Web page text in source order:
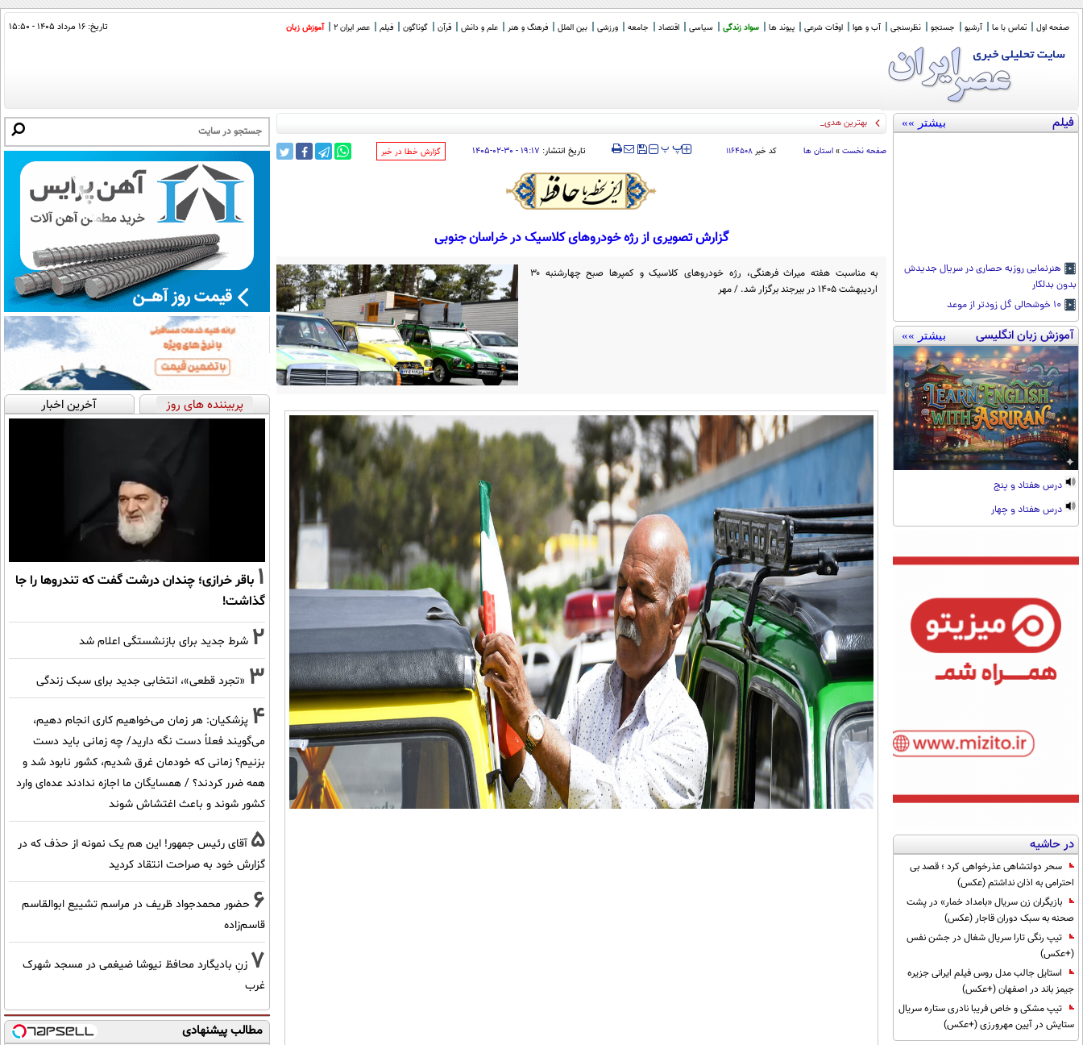
صفحه اول تماس با ما آرشیو جستجو نظرسنجی آب و هوا اوقات شرعی پیوند ها سواد زندگی سیاسی اقتصاد جامعه ورزشی بین الملل فرهنگ و هنر علم و دانش قرآن گوناگون فیلم عصر ایران 2 آموزش زبان تاریخ: ۱۶ مرداد ۱۴۰۵ - ۱۵:۵۰
فیلم بیشتر »»
هنرنمایی روزبه حصاری در سریال جدیدش
بدون بدلکار
آموزش زبان انگلیسی بیشتر »»
درس هفتاد و پنج
درس هفتاد و چهار
در حاشیه
سحر دولتشاهی عذرخواهی کرد ؛ قصد بی
احترامی به اذان نداشتم (عکس)
بازیگران زن سریال «بامداد خمار» در پشت
صحنه به سبک دوران قاجار (عکس)
تیپ رنگی تارا سریال شغال در جشن نفس
(+عکس)
استایل جالب مدل روس فیلم ایرانی جزیره
جیمز باند در اصفهان (+عکس)
تیپ مشکی و خاص فریبا نادری ستاره سریال
ستایش در آیین مهرورزی (+عکس)
بهترین هدیه به خبرنگاران چیست؟
صفحه نخست » استان ها کد خبر۱۱۶۴۵۰۸ ‍‍‍ پ پ تاریخ انتشار: ۱۹:۱۷ - ۳۰-۰۲-۱۴۰۵ ‌گزارش خطا در خبر
گزارش تصویری از رژه خودروهای کلاسیک در خراسان جنوبی
به مناسبت هفته میراث فرهنگی، رژه خودروهای کلاسیک و کمپرها صبح چهارشنبه ۳۰
اردیبهشت ۱۴۰۵ در بیرجند برگزار شد. / مهر
پربیننده های روز آخرین اخبار
1 باقر خرازی؛ چندان درشت گفت که تندروها را جا
گذاشت!
2 شرط جدید برای بازنشستگی اعلام شد
3 «تجرد قطعی»، انتخابی جدید برای سبک زندگی
4 پزشکیان: هر زمان می‌خواهیم کاری انجام دهیم،
می‌گویند فعلاً دست نگه دارید/ چه زمانی باید دست
بزنیم؟ زمانی که خودمان غرق شدیم، کشور نابود شد و
همه ضرر کردند؟ / همسایگان ما اجازه ندادند عده‌ای وارد
کشور شوند و باعث اغتشاش شوند
5 آقای رئیس جمهور! این هم یک نمونه از حذف که در
گزارش خود به صراحت انتقاد کردید
6 حضور محمدجواد ظریف در مراسم تشییع ابوالقاسم
قاسم‌زاده
7 زنِ بادیگارد محافظ نیوشا ضیغمی در مسجد شهرک
غرب
مطالب پیشنهادی